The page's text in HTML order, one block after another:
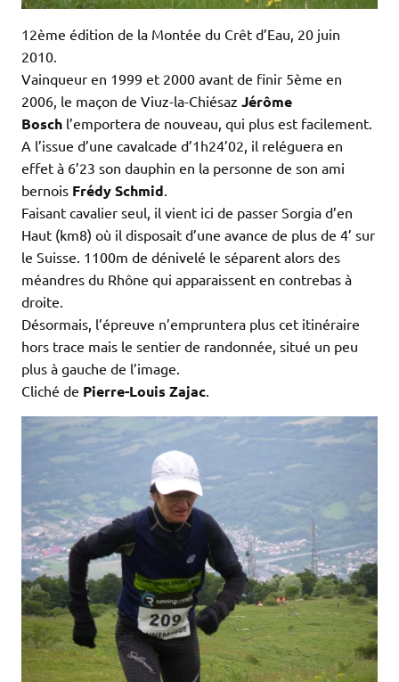
12ème édition de la Montée du Crêt d’Eau, 20 juin
2010.
Vainqueur en 1999 et 2000 avant de finir 5ème en
2006, le maçon de Viuz-la-Chiésaz Jérôme
Bosch l’emportera de nouveau, qui plus est facilement.
A l’issue d’une cavalcade d’1h24’02, il reléguera en
effet à 6’23 son dauphin en la personne de son ami
bernois Frédy Schmid.
Faisant cavalier seul, il vient ici de passer Sorgia d’en
Haut (km8) où il disposait d’une avance de plus de 4’ sur
le Suisse. 1100m de dénivelé le séparent alors des
méandres du Rhône qui apparaissent en contrebas à
droite.
Désormais, l’épreuve n’empruntera plus cet itinéraire
hors trace mais le sentier de randonnée, situé un peu
plus à gauche de l’image.
Cliché de Pierre-Louis Zajac.